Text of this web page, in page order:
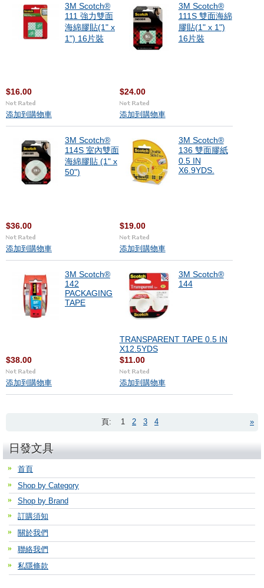
3M Scotch®
111 強力雙面
海綿膠貼(1" x
1") 16片裝
$16.00
添加到購物車
3M Scotch®
111S 雙面海綿
膠貼(1" x 1")
16片裝
$24.00
添加到購物車
3M Scotch®
114S 室內雙面
海綿膠貼 (1" x
50")
$36.00
添加到購物車
3M Scotch®
136 雙面膠紙
0.5 IN
X6.9YDS.
$19.00
添加到購物車
3M Scotch®
142
PACKAGING
TAPE
$38.00
添加到購物車
3M Scotch®
144
TRANSPARENT TAPE 0.5 IN
X12.5YDS
$11.00
添加到購物車
»
頁: 1 2 3 4
日發文具
首頁
Shop by Category
Shop by Brand
訂購須知
關於我們
聯絡我們
私隱條款